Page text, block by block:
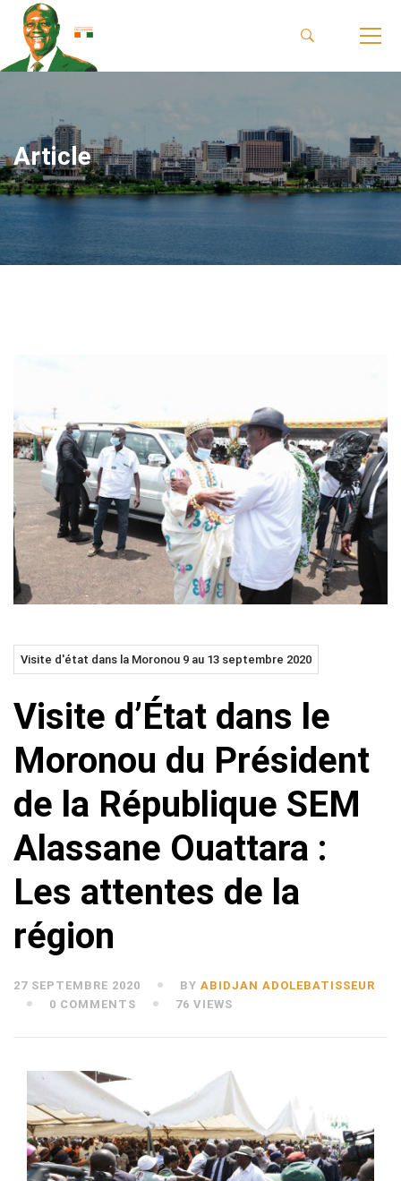
Article
Visite d'état dans la Moronou 9 au 13 septembre 2020
Visite d’État dans le
Moronou du Président
de la République SEM
Alassane Ouattara :
Les attentes de la
région
27 SEPTEMBRE 2020 BY ABIDJAN ADOLEBATISSEUR
0 COMMENTS
76 VIEWS